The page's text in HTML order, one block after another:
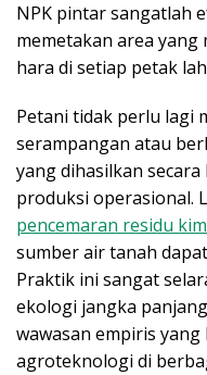
NPK pintar sangatlah
memetakan area
hara di setiap petak
Petani tidak perlu lagi
serampangan atau
yang dihasilkan
produksi operasional.
pencemaran residu
sumber air tanah
Praktik ini sangat
ekologi jangka
wawasan empiris
agroteknologi di